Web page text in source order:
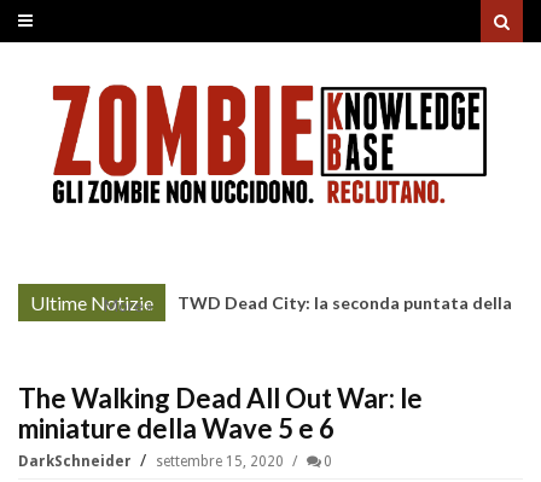
Ultime Notizie
More »
TWD Dead City: la seconda puntata della
The Walking Dead All Out War: le
miniature della Wave 5 e 6
DarkSchneider settembre 15, 2020 0